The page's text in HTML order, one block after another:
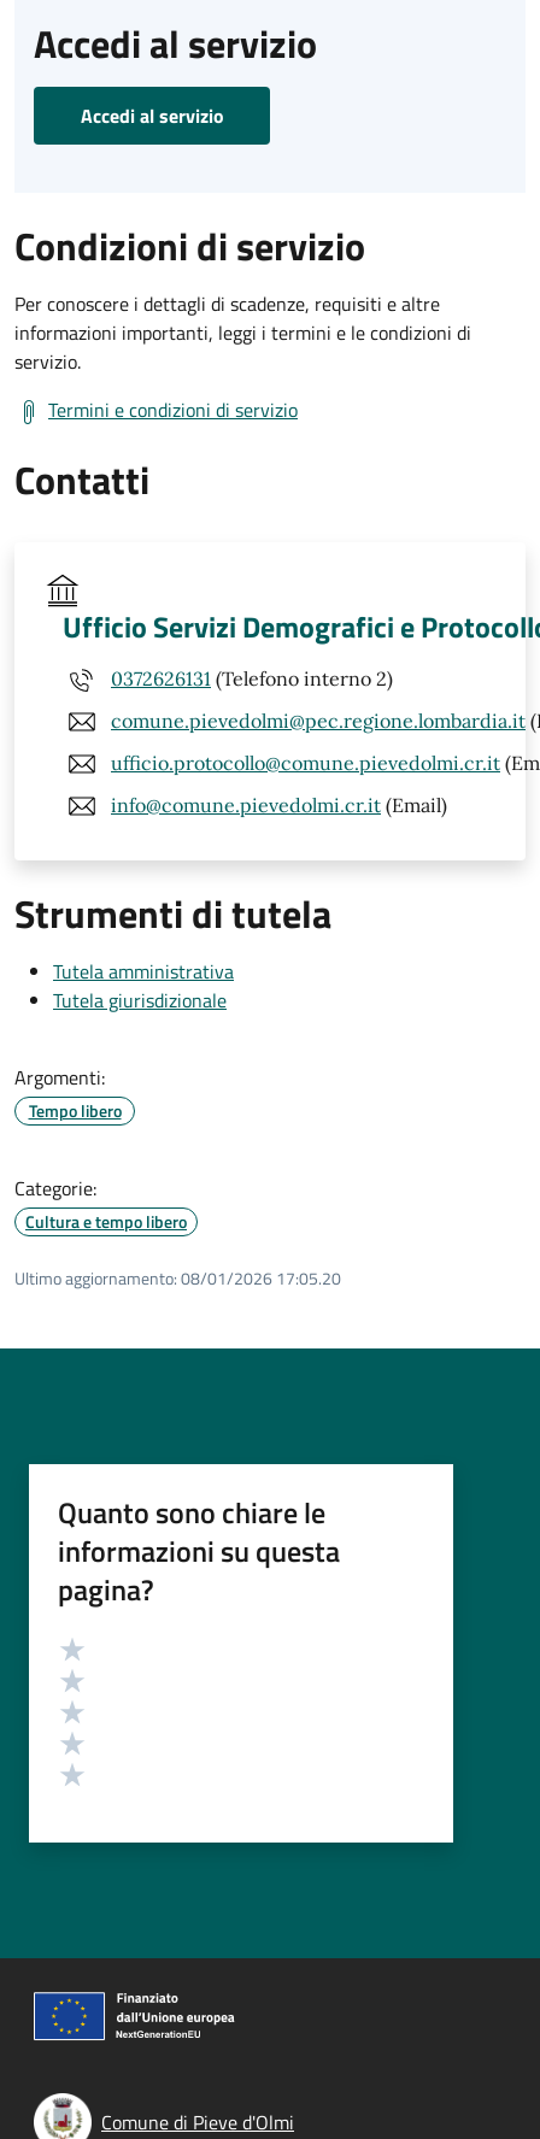
Accedi al servizio
Accedi al servizio
Condizioni di servizio
Per conoscere i dettagli di scadenze, requisiti e altre
informazioni importanti, leggi i termini e le condizioni di
servizio.
Termini e condizioni di servizio
Contatti
Ufficio Servizi Demografici e
0372626131 (Telefono interno 2)
comune.pievedolmi@pec.regione.lombardia.it
ufficio.protocollo@comune.pievedolmi.cr.it
info@comune.pievedolmi.cr.it (Email)
Strumenti di tutela
Tutela amministrativa
Tutela giurisdizionale
Argomenti:
Tempo libero
Categorie:
Cultura e tempo libero
Ultimo aggiornamento:08/01/2026 17:05.20
Quanto sono chiare le
informazioni su questa
pagina?
Valutazione
Comune di Pieve d'Olmi